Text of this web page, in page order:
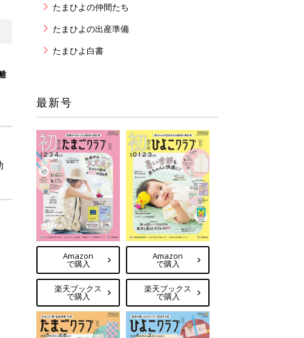
たまひよの仲間たち
たまひよの出産準備
たまひよ白書
最新号
Amazon
で購入
楽天ブックス
で購入
Amazon
で購入
楽天ブックス
で購入